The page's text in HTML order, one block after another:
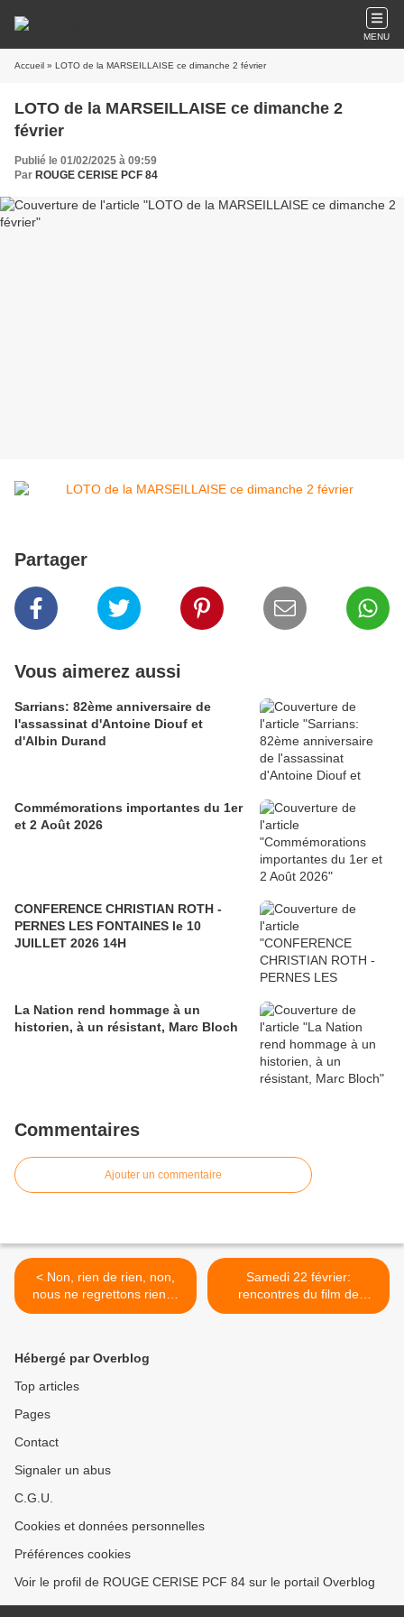
MENU
Accueil » LOTO de la MARSEILLAISE ce dimanche 2 février
LOTO de la MARSEILLAISE ce dimanche 2
février
Publié le 01/02/2025 à 09:59
Par ROUGE CERISE PCF 84
Partager
Vous aimerez aussi
Sarrians: 82ème anniversaire de
l'assassinat d'Antoine Diouf et
d'Albin Durand
Commémorations importantes du 1er
et 2 Août 2026
CONFERENCE CHRISTIAN ROTH -
PERNES LES FONTAINES le 10
JUILLET 2026 14H
La Nation rend hommage à un
historien, à un résistant, Marc Bloch
Commentaires
Ajouter un commentaire
< Non, rien de rien, non,
nous ne regrettons rien…
Samedi 22 février:
rencontres du film de
résistances >
Hébergé par Overblog
Top articles
Pages
Contact
Signaler un abus
C.G.U.
Cookies et données personnelles
Préférences cookies
Voir le profil de ROUGE CERISE PCF 84 sur le portail Overblog